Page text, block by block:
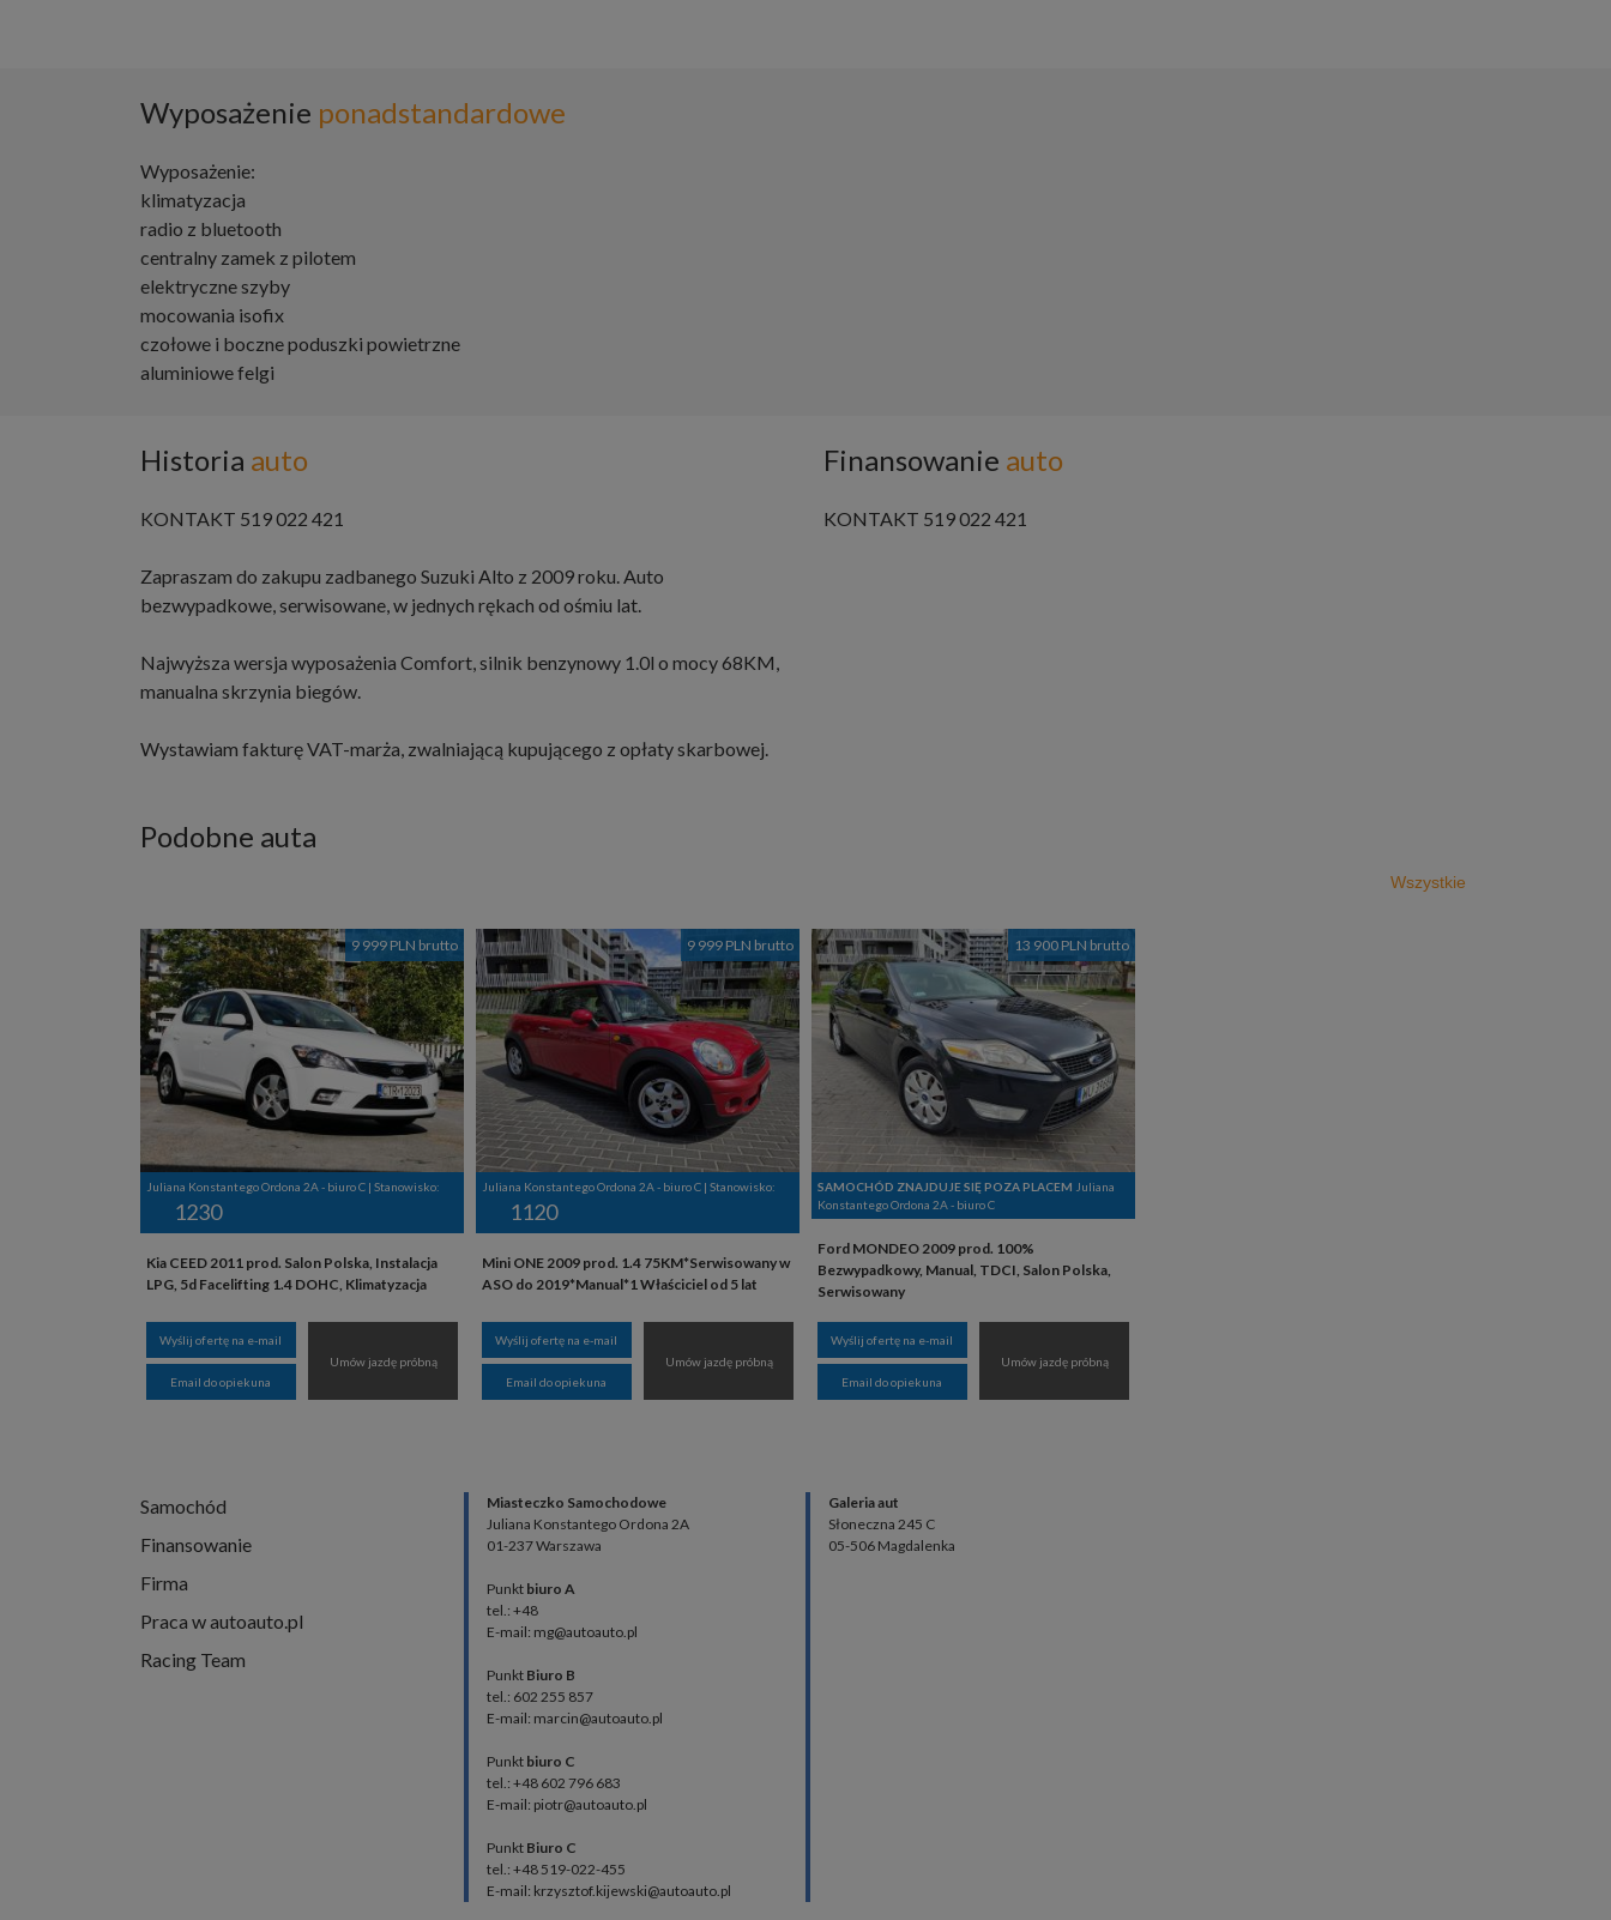
Wyposażenie ponadstandardowe
Wyposażenie:
klimatyzacja
radio z bluetooth
centralny zamek z pilotem
elektryczne szyby
mocowania isofix
czołowe i boczne poduszki powietrzne
aluminiowe felgi
Historia auto Finansowanie auto
KONTAKT 519 022 421
Zapraszam do zakupu zadbanego Suzuki Alto z 2009 roku. Auto
bezwypadkowe, serwisowane, w jednych rękach od ośmiu lat.
Najwyższa wersja wyposażenia Comfort, silnik benzynowy 1.0l o mocy 68KM,
manualna skrzynia biegów.
Wystawiam fakturę VAT-marża, zwalniającą kupującego z opłaty skarbowej.
KONTAKT 519 022 421
Podobne auta
Wszystkie
9 999 PLN brutto
Juliana Konstantego Ordona 2A - biuro C | Stanowisko:
1230
Kia CEED 2011 prod. Salon Polska, Instalacja
LPG, 5d Facelifting 1.4 DOHC, Klimatyzacja
Wyślij ofertę na e-mail
Email do opiekuna
Umów jazdę próbną
9 999 PLN brutto
Juliana Konstantego Ordona 2A - biuro C | Stanowisko:
1120
Mini ONE 2009 prod. 1.4 75KM*Serwisowany w
ASO do 2019*Manual*1 Właściciel od 5 lat
Wyślij ofertę na e-mail
Email do opiekuna
Umów jazdę próbną
13 900 PLN brutto
SAMOCHÓD ZNAJDUJE SIĘ POZA PLACEM Juliana
Konstantego Ordona 2A - biuro C
Ford MONDEO 2009 prod. 100%
Bezwypadkowy, Manual, TDCI, Salon Polska,
Serwisowany
Wyślij ofertę na e-mail
Email do opiekuna
Umów jazdę próbną
Samochód
Finansowanie
Firma
Praca w autoauto.pl
Racing Team
Miasteczko Samochodowe
Juliana Konstantego Ordona 2A
01-237 Warszawa
Punkt biuro A
tel.: +48
E-mail: mg@autoauto.pl
Punkt Biuro B
tel.: 602 255 857
E-mail: marcin@autoauto.pl
Punkt biuro C
tel.: +48 602 796 683
E-mail: piotr@autoauto.pl
Punkt Biuro C
tel.: +48 519-022-455
E-mail: krzysztof.kijewski@autoauto.pl
Galeria aut
Słoneczna 245 C
05-506 Magdalenka